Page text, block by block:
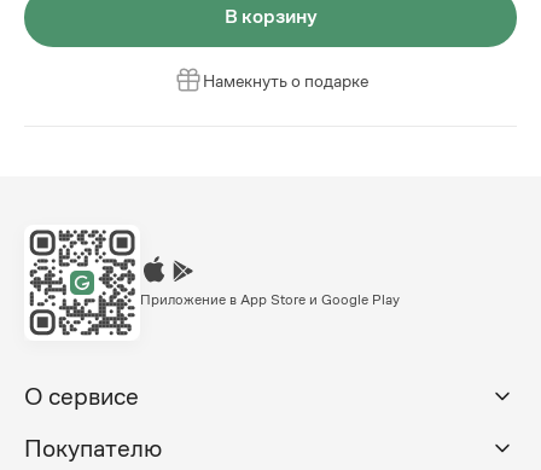
В корзину
Намекнуть о подарке
Приложение в App Store и Google Play
О сервисе
Покупателю